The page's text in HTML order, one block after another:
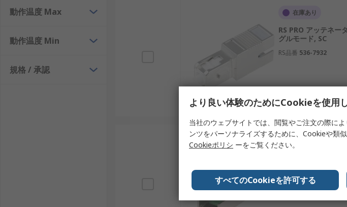
動作温度 Max
動作温度 Min
規格 / 承認
在庫あり
RS PRO アッテネー
グルモード, SC
RS品番 536-7932
在庫あり
RS品番536-7910
より良い体験のためにCookieを使用
当社のウェブサイトでは、閲覧やご注文の際に
ンツをパーソナライズするために、Cookieや類
Cookieポリシ ーをご覧ください。
すべてのCookieを許可する